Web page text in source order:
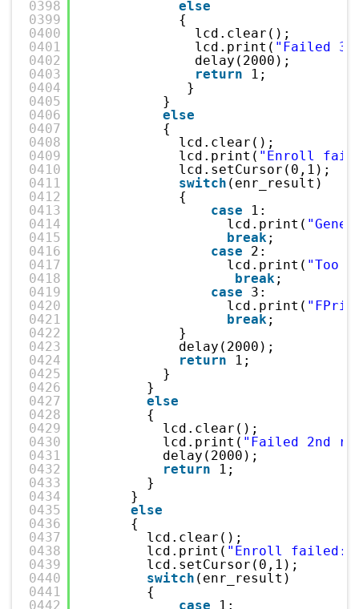
0398
0399
0400
0401
0402
0403
0404
0405
0406
0407
0408
0409
0410
0411
0412
0413
0414
0415
0416
0417
0418
0419
0420
0421
0422
0423
0424
0425
0426
0427
0428
0429
0430
0431
0432
0433
0434
0435
0436
0437
0438
0439
0440
0441
0442
else
{
lcd.clear();
lcd.print( "Failed
delay(2000);
return
1;
}
}
else
{
lcd.clear();
lcd.print( "Enroll
lcd.setCursor(0,1);
switch (enr_result)
{
case
1:
lcd.print(
break;
case
2:
lcd.print( "Too
break;
case
3:
lcd.print(
break;
}
delay(2000);
return
1;
}
}
else
{
lcd.clear();
lcd.print( "Failed 2nd
delay(2000);
return
1;
}
}
else
{
lcd.clear();
lcd.print( "Enroll failed:"
lcd.setCursor(0,1);
switch (enr_result)
{
case
1: